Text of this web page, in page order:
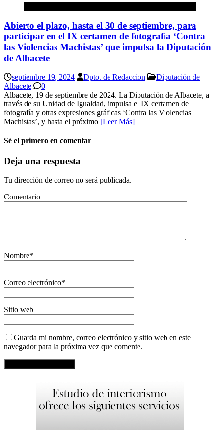
Abierto el plazo, hasta el 30 de septiembre, para
participar en el IX certamen de fotografía ‘Contra
las Violencias Machistas’ que impulsa la Diputación
de Albacete
septiembre 19, 2024 Dpto. de Redaccion
Diputación de
Albacete
0
Albacete, 19 de septiembre de 2024. La Diputación de Albacete, a
través de su Unidad de Igualdad, impulsa el IX certamen de
fotografía y otras expresiones gráficas ‘Contra las Violencias
Machistas’, y hasta el próximo [Leer Más]
Sé el primero en comentar
Deja una respuesta
Tu dirección de correo no será publicada.
Comentario
Nombre*
Correo electrónico*
Sitio web
Guarda mi nombre, correo electrónico y sitio web en este
navegador para la próxima vez que comente.